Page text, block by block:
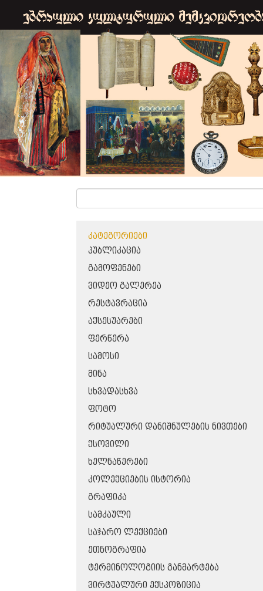
ᲙᲐᲢᲔᲒᲝᲠᲘᲔᲑᲘ
ᲞᲣᲑᲚᲘᲙᲐᲪᲘᲐ
ᲒᲐᲛᲝᲤᲔᲜᲔᲑᲘ
ᲕᲘᲓᲔᲝ ᲒᲐᲚᲔᲠᲔᲐ
ᲠᲔᲡᲢᲐᲕᲠᲐᲪᲘᲐ
ᲐᲥᲡᲔᲡᲣᲐᲠᲔᲑᲘ
ᲤᲔᲠᲬᲔᲠᲐ
ᲡᲐᲛᲝᲡᲘ
ᲛᲘᲜᲐ
ᲡᲮᲕᲐᲓᲐᲡᲮᲕᲐ
ᲤᲝᲢᲝ
ᲠᲘᲢᲣᲐᲚᲣᲠᲘ ᲓᲐᲜᲘᲨᲜᲣᲚᲔᲑᲘᲡ ᲜᲘᲕᲗᲔᲑᲘ
ᲥᲡᲝᲕᲘᲚᲘ
ᲮᲔᲚᲜᲐᲬᲔᲠᲔᲑᲘ
ᲙᲝᲚᲔᲥᲪᲘᲔᲑᲘᲡ ᲘᲡᲢᲝᲠᲘᲐ
ᲒᲠᲐᲤᲘᲙᲐ
ᲡᲐᲛᲙᲐᲣᲚᲘ
ᲡᲐᲯᲐᲠᲝ ᲚᲔᲥᲪᲘᲔᲑᲘ
ᲔᲗᲜᲝᲒᲠᲐᲤᲘᲐ
ᲢᲔᲠᲛᲘᲜᲝᲚᲝᲒᲘᲘᲡ ᲒᲐᲜᲛᲐᲠᲢᲔᲑᲐ
ᲕᲘᲠᲢᲣᲐᲚᲣᲠᲘ ᲔᲥᲡᲞᲝᲖᲘᲪᲘᲐ